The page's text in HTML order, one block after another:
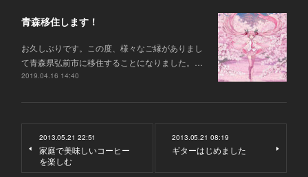
青森移住します！
お久しぶりです。この度、様々なご縁がありまし
て青森県弘前市に移住することになりました。…
2019.04.16 14:40
2013.05.21 22:51
家庭で美味しいコーヒー
を楽しむ
2013.05.21 08:19
ギターはじめました